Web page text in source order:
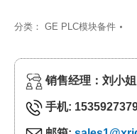
分类： GE PLC模块备件
销售经理：刘小姐
手机: